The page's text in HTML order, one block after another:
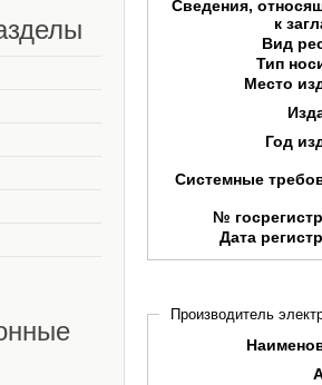
Сведения,
к
Вид
Тип
Место
Год
Системные
№
Дата
Производитель